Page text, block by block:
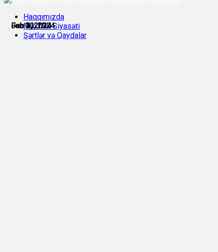
Jan 30, 2024
Jan 31, 2024
Feb 1, 2024
Feb 2, 2024
Feb 3, 2024
Feb 6, 2024
Haqqımızda
Məxfilik Siyasəti
Şərtlər və Qaydalar